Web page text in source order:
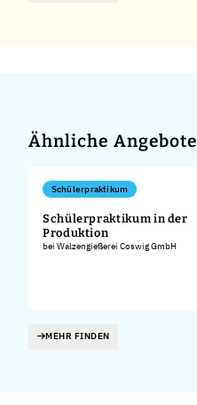
Ähnliche Angebote
Schülerpraktikum
Schülerpraktikum in der
Produktion
bei Walzengießerei Coswig GmbH
MEHR FINDEN